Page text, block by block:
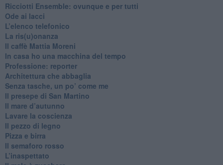
​Ricciotti Ensemble: ovunque e per tutti
Ode ai lacci
​L’elenco telefonico
​La ris(u)onanza
​Il caffè Mattia Moreni
​In casa ho una macchina del tempo
Professione: reporter
Architettura che abbaglia
​Senza tasche, un po’ come me
​Il presepe di San Martino
​Il mare d’autunno
​Lavare la coscienza
​Il pezzo di legno
​Pizza e birra
​Il semaforo rosso
​L’inaspettato